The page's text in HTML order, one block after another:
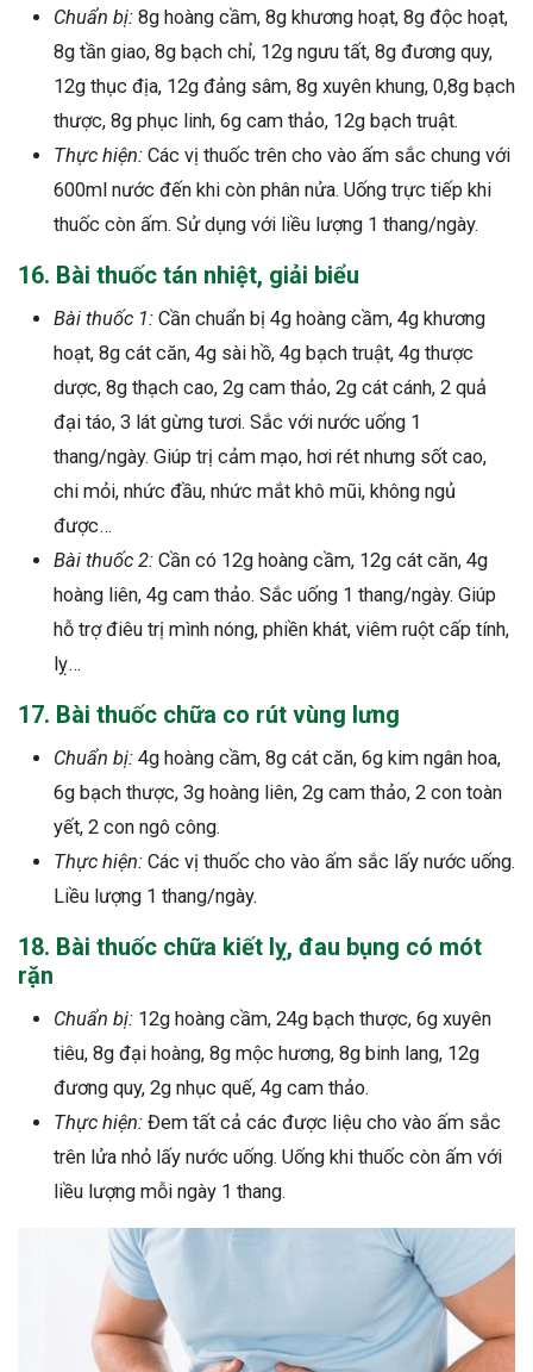
Chuẩn bị: 8g hoàng cầm, 8g khương hoạt, 8g độc hoạt,
8g tần giao, 8g bạch chỉ, 12g ngưu tất, 8g đương quy,
12g thục địa, 12g đảng sâm, 8g xuyên khung, 0,8g bạch
thược, 8g phục linh, 6g cam thảo, 12g bạch truật.
Thực hiện: Các vị thuốc trên cho vào ấm sắc chung với
600ml nước đến khi còn phân nửa. Uống trực tiếp khi
thuốc còn ấm. Sử dụng với liều lượng 1 thang/ngày.
16. Bài thuốc tán nhiệt, giải biểu
Bài thuốc 1: Cần chuẩn bị 4g hoàng cầm, 4g khương
hoạt, 8g cát căn, 4g sài hồ, 4g bạch truật, 4g thược
dược, 8g thạch cao, 2g cam thảo, 2g cát cánh, 2 quả
đại táo, 3 lát gừng tươi. Sắc với nước uống 1
thang/ngày. Giúp trị cảm mạo, hơi rét nhưng sốt cao,
chi mỏi, nhức đầu, nhức mắt khô mũi, không ngủ
được…
Bài thuốc 2: Cần có 12g hoàng cầm, 12g cát căn, 4g
hoàng liên, 4g cam thảo. Sắc uống 1 thang/ngày. Giúp
hỗ trợ điêu trị mình nóng, phiền khát, viêm ruột cấp tính,
lỵ…
17. Bài thuốc chữa co rút vùng lưng
Chuẩn bị: 4g hoàng cầm, 8g cát căn, 6g kim ngân hoa,
6g bạch thược, 3g hoàng liên, 2g cam thảo, 2 con toàn
yết, 2 con ngô công.
Thực hiện: Các vị thuốc cho vào ấm sắc lấy nước uống.
Liều lượng 1 thang/ngày.
18. Bài thuốc chữa kiết lỵ, đau bụng có mót
rặn
Chuẩn bị: 12g hoàng cầm, 24g bạch thược, 6g xuyên
tiêu, 8g đại hoàng, 8g mộc hương, 8g binh lang, 12g
đương quy, 2g nhục quế, 4g cam thảo.
Thực hiện: Đem tất cả các được liệu cho vào ấm sắc
trên lửa nhỏ lấy nước uống. Uống khi thuốc còn ấm với
liều lượng mỗi ngày 1 thang.